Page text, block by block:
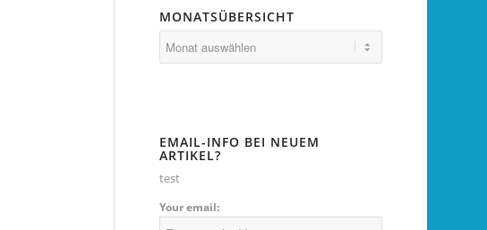
MONATSÜBERSICHT
EMAIL-INFO BEI NEUEM
ARTIKEL?
test
Your email: